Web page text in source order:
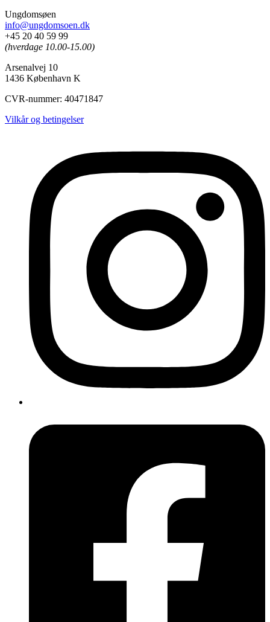
Ungdomsøen
info@ungdomsoen.dk
+45 20 40 59 99
(hverdage 10.00-15.00)
Arsenalvej 10
1436 København K
CVR-nummer: 40471847
Vilkår og betingelser